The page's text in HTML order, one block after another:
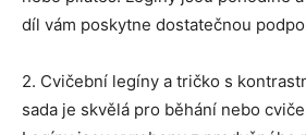
díl vám poskytne dostatečnou
2. Cvičební legíny a tričko s
sada je skvělá pro běhání nebo